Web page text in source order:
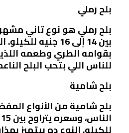
بلح رملي
بلح رملي هو نوع تاني
بين 14 إلى 16 جنيه
بقوامه الطري وطعمه
للناس اللي بتحب البلح
بلح شامية
بلح شامية من الأنواع
للكيلو. النوع ده بيتميز